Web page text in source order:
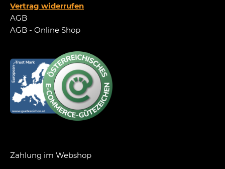
Vertrag widerrufen
AGB
AGB - Online Shop
Zahlung im Webshop